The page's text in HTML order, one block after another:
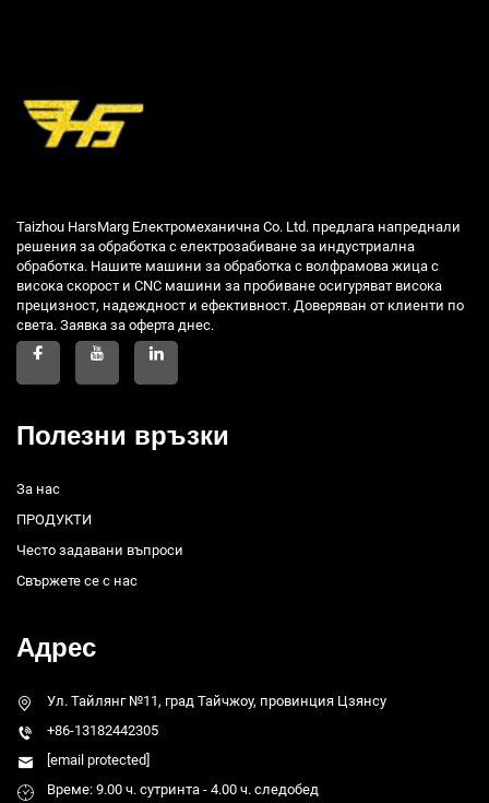
Taizhou HarsMarg Електромеханична Co. Ltd. предлага напреднали
решения за обработка с електрозабиване за индустриална
обработка. Нашите машини за обработка с волфрамова жица с
висока скорост и CNC машини за пробиване осигуряват висока
прецизност, надеждност и ефективност. Доверяван от клиенти по
света. Заявка за оферта днес.
Полезни връзки
За нас
ПРОДУКТИ
Често задавани въпроси
Свържете се с нас
Адрес
Ул. Тайлянг №11, град Тайчжоу, провинция Цзянсу
+86-13182442305
[email protected]
Време: 9.00 ч. сутринта - 4.00 ч. следобед